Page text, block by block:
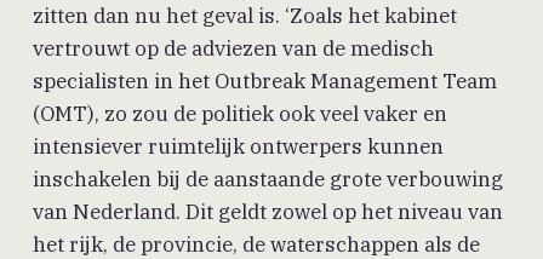
zitten dan nu het geval is. ‘Zoals het kabinet
vertrouwt op de adviezen van de medisch
specialisten in het Outbreak Management Team
(OMT), zo zou de politiek ook veel vaker en
intensiever ruimtelijk ontwerpers kunnen
inschakelen bij de aanstaande grote verbouwing
van Nederland. Dit geldt zowel op het niveau van
het rijk, de provincie, de waterschappen als de